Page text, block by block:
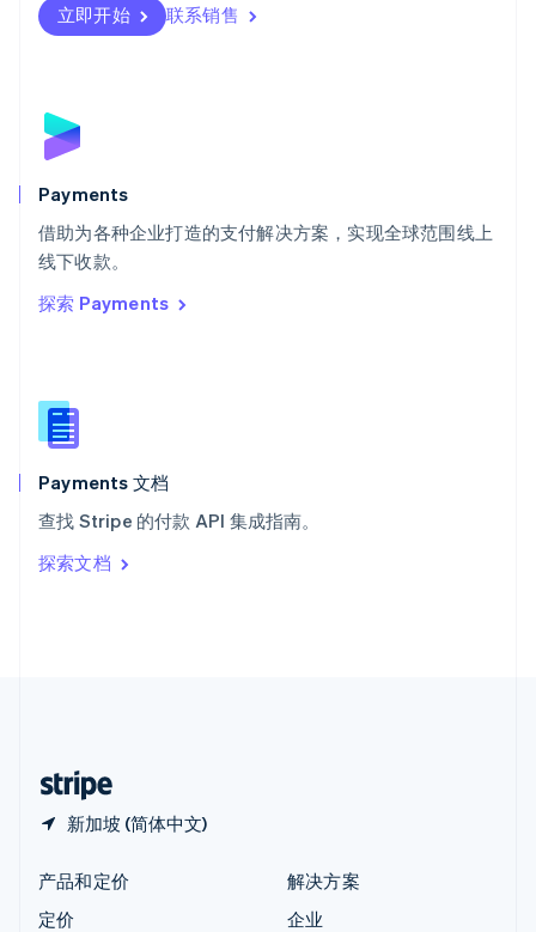
立即开始 联系销售
Payments
借助为各种企业打造的支付解决方案，实现全球范围线上
线下收款。
探索 Payments
Payments 文档
查找 Stripe 的付款 API 集成指南。
探索文档
新加坡 (简体中文)
瑞士
DeutschFrançais
English
斯洛文尼亚
泰国
ไทยEnglish
希腊
English
西班牙
新西兰
English
匈牙利
English
ItalianoEnglish
印度
English
产品和定价
定价
解决方案
企业